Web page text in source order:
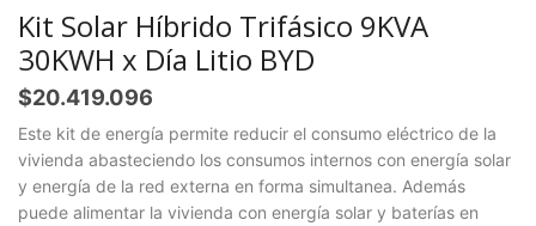
Kit Solar Híbrido Trifásico 9KVA
30KWH x Día Litio BYD
$20.419.096
Este kit de energía permite reducir el consumo eléctrico de la
vivienda abasteciendo los consumos internos con energía solar
y energía de la red externa en forma simultanea. Además
puede alimentar la vivienda con energía solar y baterías en